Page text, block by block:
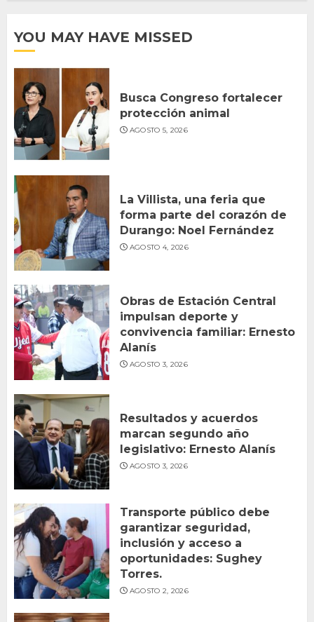
YOU MAY HAVE MISSED
Busca Congreso fortalecer
protección animal
AGOSTO 5, 2026
La Villista, una feria que
forma parte del corazón de
Durango: Noel Fernández
AGOSTO 4, 2026
Obras de Estación Central
impulsan deporte y
convivencia familiar: Ernesto
Alanís
AGOSTO 3, 2026
Resultados y acuerdos
marcan segundo año
legislativo: Ernesto Alanís
AGOSTO 3, 2026
Transporte público debe
garantizar seguridad,
inclusión y acceso a
oportunidades: Sughey
Torres.
AGOSTO 2, 2026